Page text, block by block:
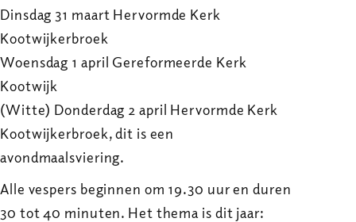
Dinsdag 31 maart Hervormde Kerk
Kootwijkerbroek
Woensdag 1 april Gereformeerde Kerk
Kootwijk
(Witte) Donderdag 2 april Hervormde Kerk
Kootwijkerbroek, dit is een
avondmaalsviering.
Alle vespers beginnen om 19.30 uur en duren
30 tot 40 minuten. Het thema is dit jaar: